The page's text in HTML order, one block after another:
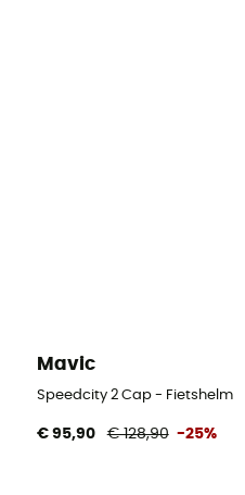
Mavic
Speedcity 2 Cap - Fietshelm
€ 95,90 € 128,90 -25%